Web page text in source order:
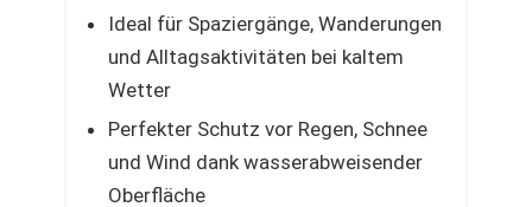
Ideal für Spaziergänge, Wanderungen
und Alltagsaktivitäten bei kaltem
Wetter
Perfekter Schutz vor Regen, Schnee
und Wind dank wasserabweisender
Oberfläche